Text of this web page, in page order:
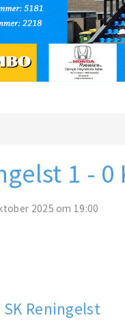
1 - 0
2025 om 19:00
Reningelst